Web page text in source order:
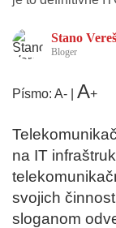
Stano
Bloger
Písmo: A- A+
na IT
svojich
sloganom